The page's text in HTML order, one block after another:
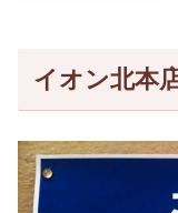
イオン北本